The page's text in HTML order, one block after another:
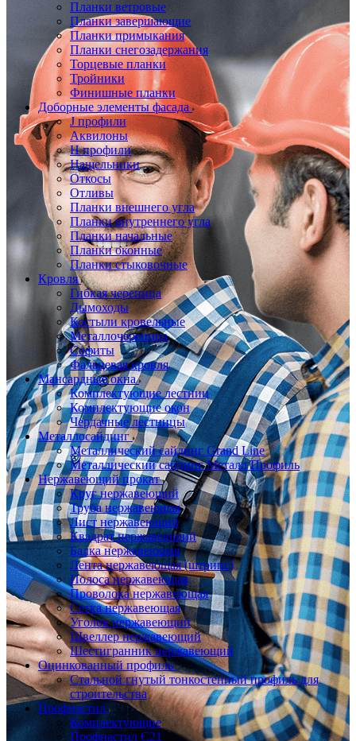
Планки ветровые
Планки завершающие
Планки примыкания
Планки снегозадержания
Торцевые планки
Тройники
Финишные планки
Доборные элементы фасада
J профили
Аквилоны
Н профили
Нащельники
Откосы
Отливы
Планки внешнего угла
Планки внутреннего угла
Планки начальные
Планки оконные
Планки стыковочные
Кровля
Гибкая черепица
Дымоходы
Костыли кровельные
Металлочерепица
Софиты
Фальцевая кровля
Мансардные окна
Комплектующие лестниц
Комплектующие окон
Чердачные лестницы
Металлосайдинг
Металлический сайдинг Grand Line
Металлический сайдинг Металл Профиль
Нержавеющий прокат
Круг нержавеющий
Труба нержавеющая
Лист нержавеющий
Квадрат нержавеющий
Балка нержавеющая
Лента нержавеющая (штрипс)
Полоса нержавеющая
Проволока нержавеющая
Сетка нержавеющая
Уголок нержавеющий
Швеллер нержавеющий
Шестигранник нержавеющий
Оцинкованный профиль
Стальной гнутый тонкостенный профиль для
строительства
Профнастил
Комплектующие
Профнастил C21